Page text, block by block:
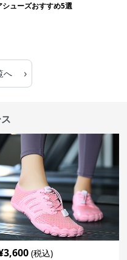
ューズおすすめ5選
へ ›
3,600 (税込)